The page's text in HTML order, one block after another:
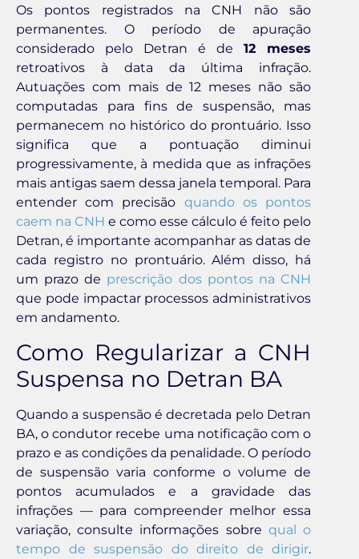
Os pontos registrados na CNH não são
permanentes. O período de apuração
considerado pelo Detran é de 12 meses
retroativos à data da última infração.
Autuações com mais de 12 meses não são
computadas para fins de suspensão, mas
permanecem no histórico do prontuário. Isso
significa que a pontuação diminui
progressivamente, à medida que as infrações
mais antigas saem dessa janela temporal. Para
entender com precisão quando os pontos
caem na CNH e como esse cálculo é feito pelo
Detran, é importante acompanhar as datas de
cada registro no prontuário. Além disso, há
um prazo de prescrição dos pontos na CNH
que pode impactar processos administrativos
em andamento.
Como Regularizar a CNH
Suspensa no Detran BA
Quando a suspensão é decretada pelo Detran
BA, o condutor recebe uma notificação com o
prazo e as condições da penalidade. O período
de suspensão varia conforme o volume de
pontos acumulados e a gravidade das
infrações — para compreender melhor essa
variação, consulte informações sobre qual o
tempo de suspensão do direito de dirigir.